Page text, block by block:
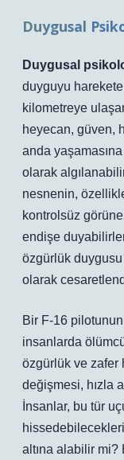
Duygusal
Duygusal
duyguyu
kilometreye
heyecan, güven,
anda
olarak
nesnenin,
kontrolsüz
endişe
özgürlük
olarak
Bir F-16
insanlarda
özgürlük ve zafer
değişmesi, hızla
İnsanlar, bu tür
altına alabilir mi?